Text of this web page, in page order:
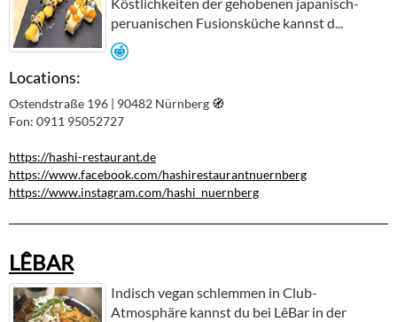
peruanischen Fusionsküche kannst d...
Locations:
Ostendstraße 196 | 90482 Nürnberg 🧭︎
Fon: 0911 95052727
https://hashi-restaurant.de
https://www.facebook.com/hashirestaurantnuernberg
https://www.instagram.com/hashi_nuernberg
LÊBAR
Indisch vegan schlemmen in Club-
Atmosphäre kannst du bei LêBar in der